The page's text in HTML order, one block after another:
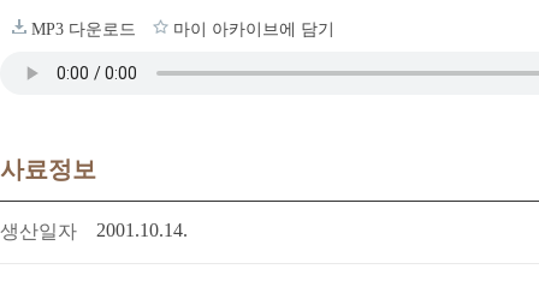
MP3 다운로드 마이 아카이브에 담기
사료정보
생산일자 2001.10.14.